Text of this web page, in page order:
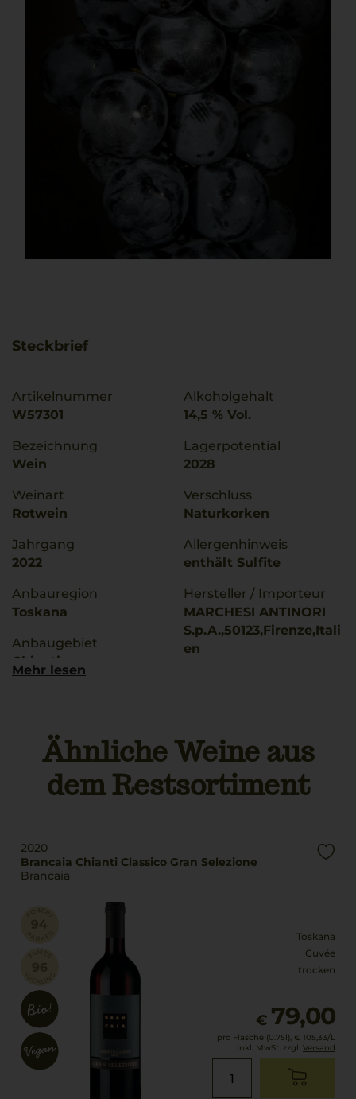
Steckbrief
Artikelnummer
W57301
Bezeichnung
Wein
Weinart
Rotwein
Jahrgang
2022
Anbauregion
Toskana
Anbaugebiet
Chianti
Rebsorten
Cabernet Franc
Cabernet Sauvignon
Sangiovese
16 °C
Alkoholgehalt
14,5 % Vol.
Lagerpotential
2028
Verschluss
Naturkorken
Allergenhinweis
enthält Sulfite
Hersteller / Importeur
MARCHESI ANTINORI
S.p.A.,50123,Firenze,Itali
en
1,5 L
Geschmack
trocken
Mehr lesen
Ähnliche Weine aus
dem Restsortiment
2020
Brancaia Chianti Classico Gran Selezione
Brancaia
Toskana
Cuvée
trocken
€ 79,00
pro Flasche (0.75l), € 105,33/L
inkl. MwSt. zzgl. Versand